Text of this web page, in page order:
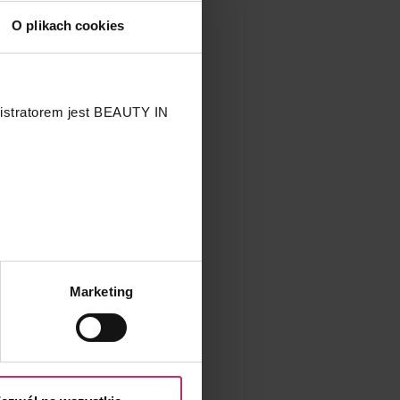
O plikach cookies
jest BEAUTY IN
Ci prawach
Marketing